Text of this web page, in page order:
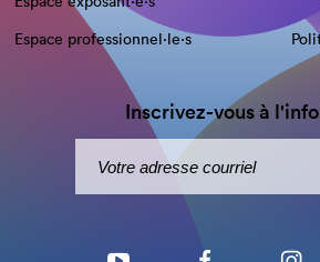
Espace professionnel·le⋅s
Inscrivez-vous à